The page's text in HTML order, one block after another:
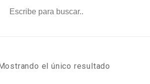
el único resultado